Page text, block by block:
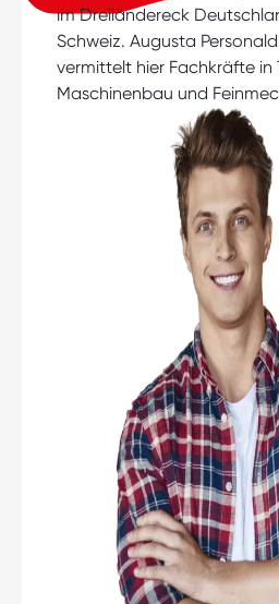
im Dreiländereck
Schweiz. Augusta
vermittelt hier Fachkräfte in
Maschinenbau und